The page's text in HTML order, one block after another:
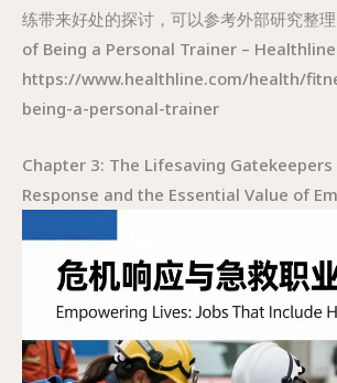
练带来好处的探讨，可以参考外部研究整
of Being a Personal Trainer –
https://www.healthline.com/health/
being-a-personal-trainer
Chapter 3: The Lifesaving
Response and the Essential Value of